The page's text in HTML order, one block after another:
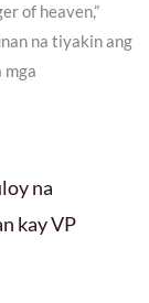
of heaven,”
na tiyakin ang
mga
na
kay VP